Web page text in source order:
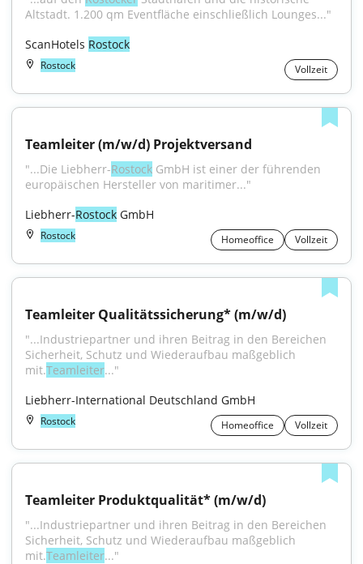
Altstadt. 1.200 qm Eventfläche einschließlich Lounges..."
ScanHotels Rostock
Rostock Vollzeit
Teamleiter (m/w/d) Projektversand
"...Die Liebherr-Rostock GmbH ist einer der führenden
europäischen Hersteller von maritimer..."
Liebherr-Rostock GmbH
Rostock Homeoffice Vollzeit
Teamleiter Qualitätssicherung* (m/w/d)
"...Industriepartner und ihren Beitrag in den Bereichen
Sicherheit, Schutz und Wiederaufbau maßgeblich
mit.Teamleiter..."
Liebherr-International Deutschland GmbH
Rostock Homeoffice Vollzeit
Teamleiter Produktqualität* (m/w/d)
"...Industriepartner und ihren Beitrag in den Bereichen
Sicherheit, Schutz und Wiederaufbau maßgeblich
mit.Teamleiter..."